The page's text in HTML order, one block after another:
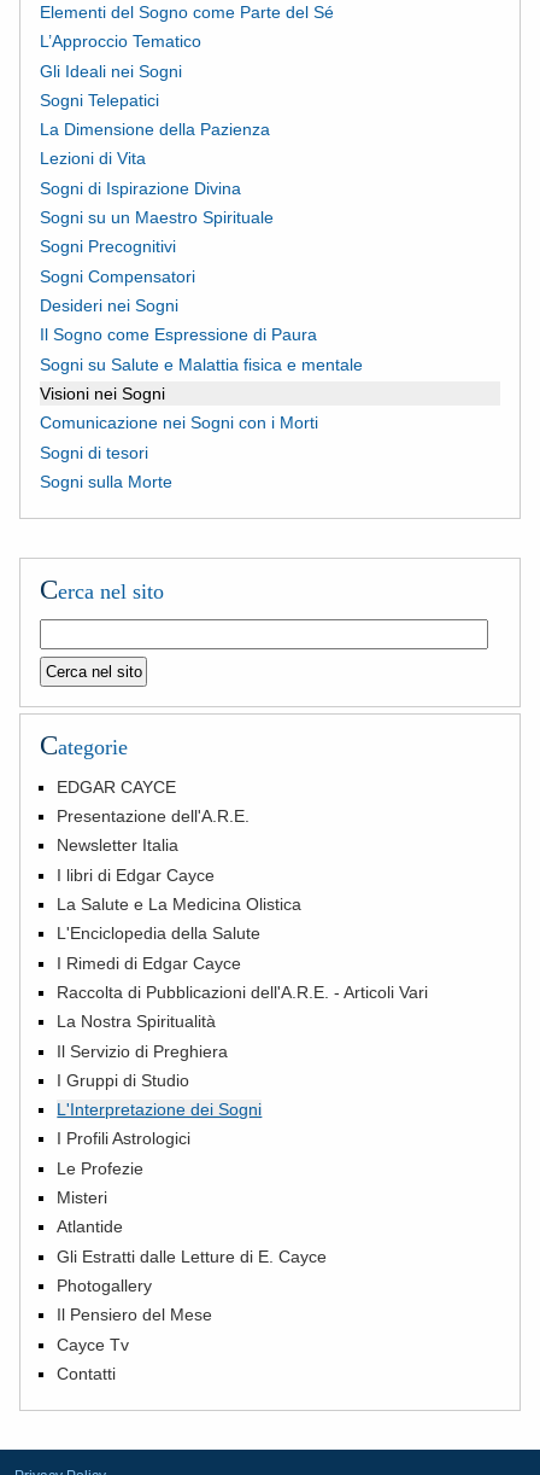
Elementi del Sogno come Parte del Sé
L’Approccio Tematico
Gli Ideali nei Sogni
Sogni Telepatici
La Dimensione della Pazienza
Lezioni di Vita
Sogni di Ispirazione Divina
Sogni su un Maestro Spirituale
Sogni Precognitivi
Sogni Compensatori
Desideri nei Sogni
Il Sogno come Espressione di Paura
Sogni su Salute e Malattia fisica e mentale
Visioni nei Sogni
Comunicazione nei Sogni con i Morti
Sogni di tesori
Sogni sulla Morte
Cerca nel sito
Categorie
EDGAR CAYCE
Presentazione dell'A.R.E.
Newsletter Italia
I libri di Edgar Cayce
La Salute e La Medicina Olistica
L'Enciclopedia della Salute
I Rimedi di Edgar Cayce
Raccolta di Pubblicazioni dell'A.R.E. - Articoli Vari
La Nostra Spiritualità
Il Servizio di Preghiera
I Gruppi di Studio
L'Interpretazione dei Sogni
I Profili Astrologici
Le Profezie
Misteri
Atlantide
Gli Estratti dalle Letture di E. Cayce
Photogallery
Il Pensiero del Mese
Cayce Tv
Contatti